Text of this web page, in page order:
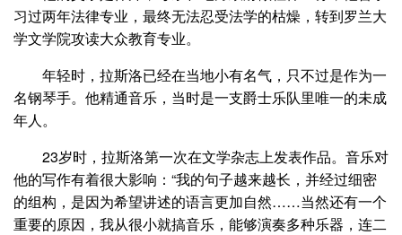
习过两年法律专业，最终无法忍受法学的枯燥，转到罗兰大
学文学院攻读大众教育专业。
年轻时，拉斯洛已经在当地小有名气，只不过是作为一
名钢琴手。他精通音乐，当时是一支爵士乐队里唯一的未成
年人。
23岁时，拉斯洛第一次在文学杂志上发表作品。音乐对
他的写作有着很大影响：“我的句子越来越长，并经过细密
的组构，是因为希望讲述的语言更加自然……当然还有一个
重要的原因，我从很小就搞音乐，能够演奏多种乐器，连二